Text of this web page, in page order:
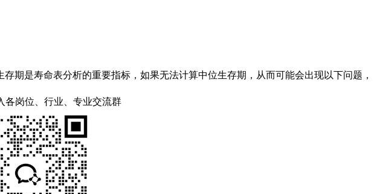
期是寿命表分析的重要指标，如果无法计算中位生存期，从而可能会出现以下问题，
各岗位、行业、专业交流群